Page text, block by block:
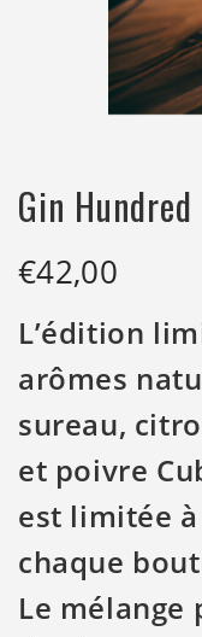
Gin Hundred
€42,00
L’édition
arômes
sureau,
et poivre
est limitée
chaque
Le